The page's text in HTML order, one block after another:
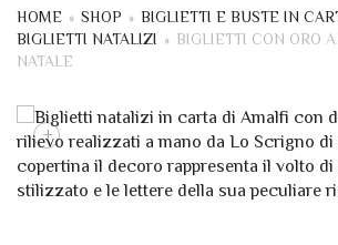
HOME » SHOP » BIGLIETTI E BUSTE IN
BIGLIETTI NATALIZI » BIGLIETTI CON ORO
NATALE
+